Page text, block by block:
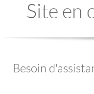
Site en
Besoin